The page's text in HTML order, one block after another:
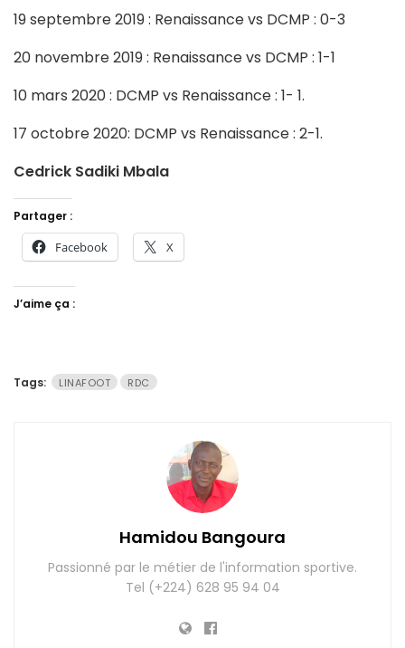
19 septembre 2019 : Renaissance vs DCMP : 0-3
20 novembre 2019 : Renaissance vs DCMP : 1-1
10 mars 2020 : DCMP vs Renaissance : 1- 1.
17 octobre 2020: DCMP vs Renaissance : 2-1.
Cedrick Sadiki Mbala
Partager :
Facebook X
J’aime ça :
Tags: LINAFOOT RDC
Hamidou Bangoura
Passionné par le métier de l'information sportive.
Tel (+224) 628 95 94 04